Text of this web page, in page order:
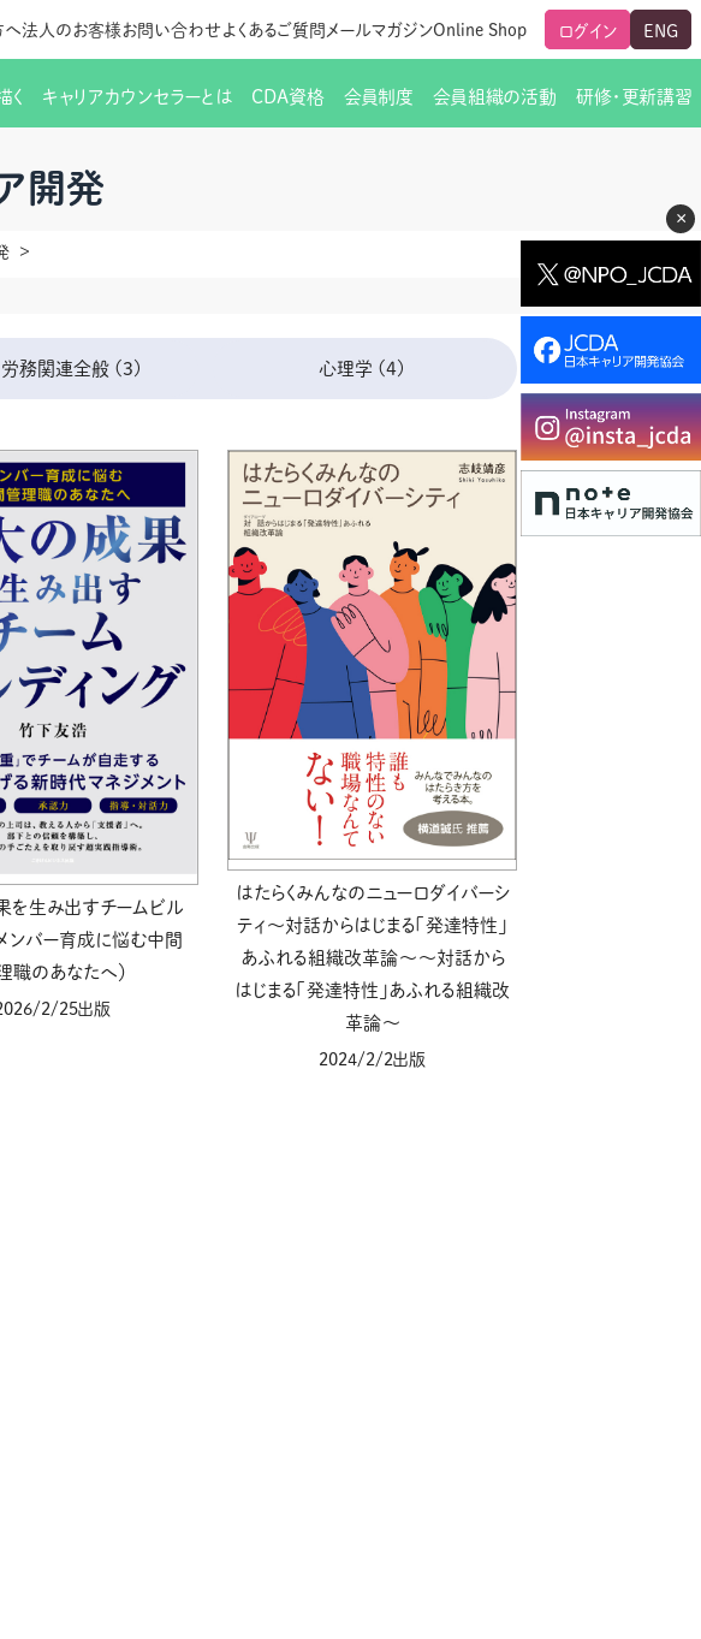
×
へ法人のお客様お問い合わせよくあるご質問 メールマガジンOnline Shop ログイン ENG
理事長からのご挨拶
調査・研究 人生すごろく金の糸
募集・案内メール配信サービス CDA STUDENT
く キャリアカウンセラーとは CDA資格 会員制度
会員向けサポート
CDA会員 名刺表記
オンラインライブラリー
会員組織の活動
支部・地区一覧
研究会・啓発交流会の座長一覧 研究会・啓発交流会の活動報告
研修・更新講習
更新講習
必要書類ダウンロード（ピアトレ）
よくある質問 スーパービジョン
PFアドバイザー紹介 JCDA認定スーパーバイザー紹介
開発
労務関連全般 (3) 心理学 (4)
を生み出すチームビル
ンバー育成に悩む中間
職のあなたへ）
2/25出版
はたらくみんなのニューロダイバーシ
ティ～対話からはじまる「発達特性」
あふれる組織改革論～～対話から
はじまる「発達特性」あふれる組織改
革論～
2024/2/2出版